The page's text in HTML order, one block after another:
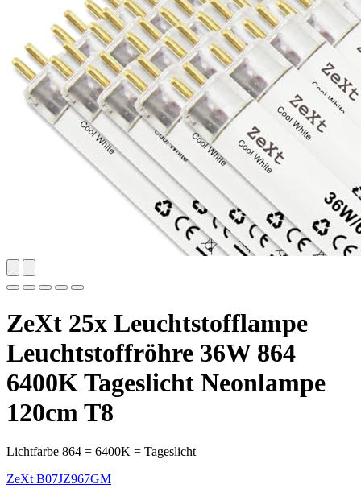
ZeXt 25x Leuchtstofflampe
Leuchtstoffröhre 36W 864
6400K Tageslicht Neonlampe
120cm T8
Lichtfarbe 864 = 6400K = Tageslicht
ZeXt B07JZ967GM